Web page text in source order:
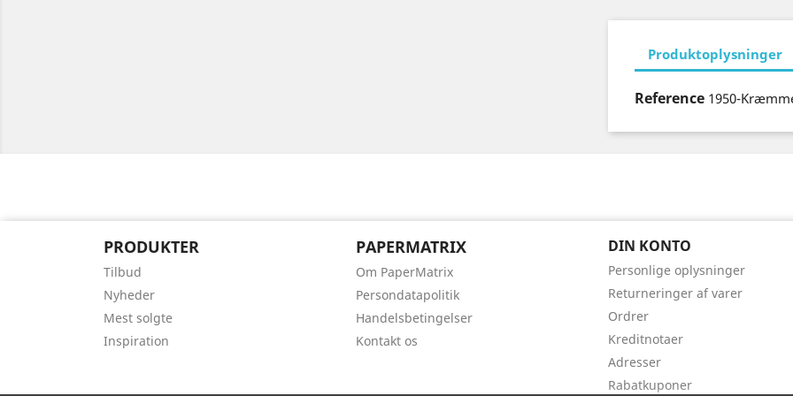
Produktoplysninger
Reference 1950-
PRODUKTER
Tilbud
Nyheder
Mest solgte
Inspiration
PAPERMATRIX
Om PaperMatrix
Persondatapolitik
Handelsbetingelser
Kontakt os
DIN KONTO
Personlige oplysninger
Returneringer af varer
Ordrer
Kreditnotaer
Adresser
Rabatkuponer